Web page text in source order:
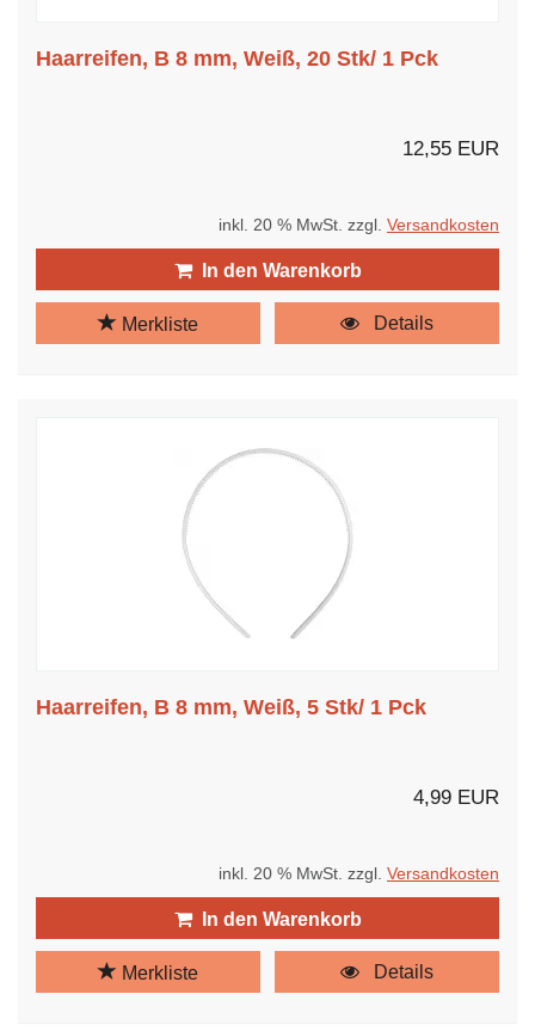
Haarreifen, B 8 mm, Weiß, 20 Stk/ 1 Pck
12,55 EUR
inkl. 20 % MwSt. zzgl. Versandkosten
In den Warenkorb
Merkliste Details
Haarreifen, B 8 mm, Weiß, 5 Stk/ 1 Pck
4,99 EUR
inkl. 20 % MwSt. zzgl. Versandkosten
In den Warenkorb
Merkliste Details